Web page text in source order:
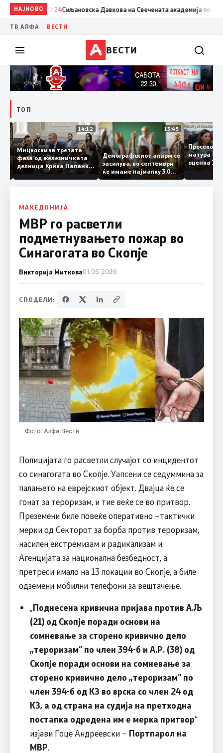
НАЈНОВО
20:24 Сиљановска Давкова на Свечената академија по повод
ТВ АЛФА ВЕСТИ
ВЕСТИ
ТОП
15:20 14:12
Мицкоски за третата
фаза од железничката
делница Крива Паланка
– Деве Баир: Проектот
нема да заврши на
целина
13:45
Демографскиот аларм се
засилува, во септември
ќе имаме најмалку 3.000
првачиња помалку
матура
оценка
МАКЕДОНИЈА
МВР го расветли
подметнувањето пожар во
Синагогата во Скопје
Викторија Миткова01.05.2026
СПОДЕЛИ:
Фото: Алфа Вести
Полицијата го расветли случајот со инцидентот
со синагогата во Скопје. Уапсени се седуммина за
палањето на еврејскиот објект. Двајца ќе се
гонат за тероризам, и тие веќе се во притвор.
Преземени биле повеќе оперативно –тактички
мерки од Секторот за борба против тероризам,
насилен екстремизам и радикализам и
Агенцијата за национална безбедност, а
претреси имало на 13 локации во Скопје, а биле
одземени мобилни телефони за вештачење.
„Поднесена кривична пријава против А.Љ
(21) од Скопје поради основи на
сомневање за сторено кривично дело
„тероризам“ по член 394-б и А.Р. (38) од
Скопје поради основи на сомневање за
сторено кривично дело „тероризам“ по
член 394-б од КЗ во врска со член 24 од
КЗ, а од страна на судија на претходна
постапка одредена им е мерка притвор“
изјави Гоце Андреевски – Портпарол на
МВР.